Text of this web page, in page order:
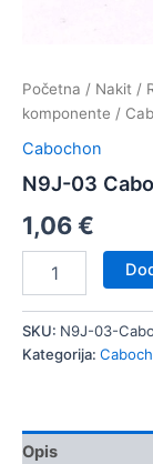
Početna / Nakit /
komponente /
Cabochon
N9J-03
1,06€
21X16mm,
10
SKU: N9J-03-
Kategorija:
Opis